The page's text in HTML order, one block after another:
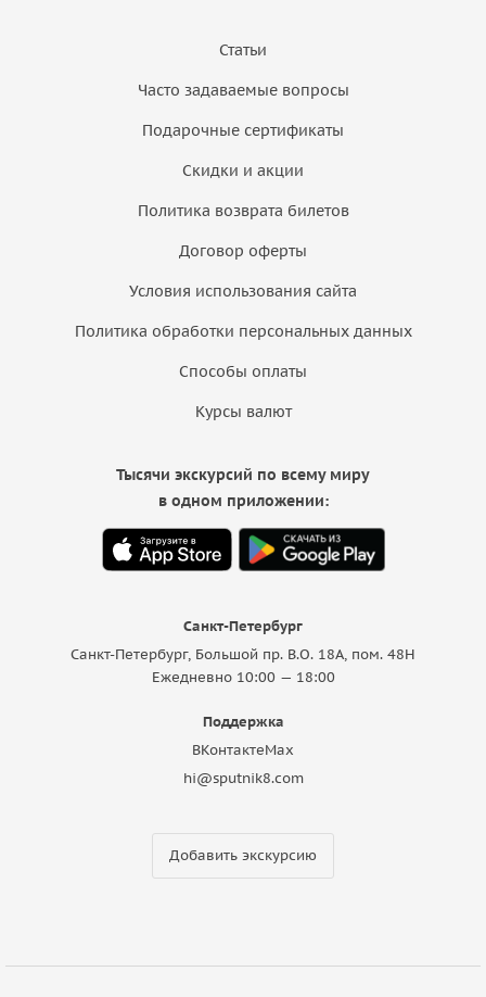
Статьи
Часто задаваемые вопросы
Подарочные сертификаты
Скидки и акции
Политика возврата билетов
Договор оферты
Условия использования сайта
Политика обработки персональных данных
Способы оплаты
Курсы валют
Санкт-Петербург
Санкт-Петербург, Большой пр. В.О. 18A, пом. 48Н
Ежедневно 10:00 — 18:00
Поддержка
ВКонтактеMax
hi@sputnik8.com
Добавить экскурсию
Тысячи экскурсий по всему миру
в одном приложении: